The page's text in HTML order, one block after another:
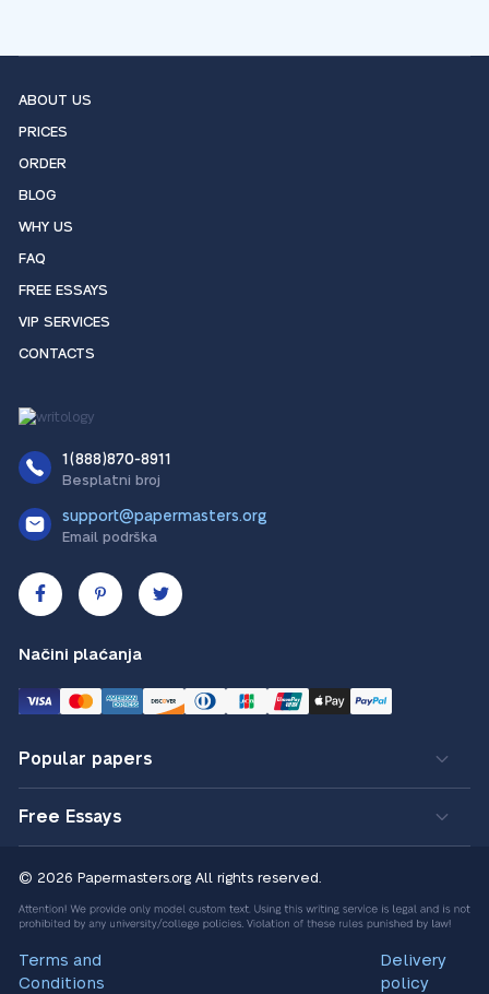
ABOUT US
PRICES
ORDER
BLOG
WHY US
FAQ
FREE ESSAYS
VIP SERVICES
CONTACTS
1(888)870-8911
Besplatni broj
support@papermasters.org
Email podrška
Načini plaćanja
Popular papers
Free Essays
© 2026 Papermasters.org All rights reserved.
Terms and
Conditions
Delivery
policy